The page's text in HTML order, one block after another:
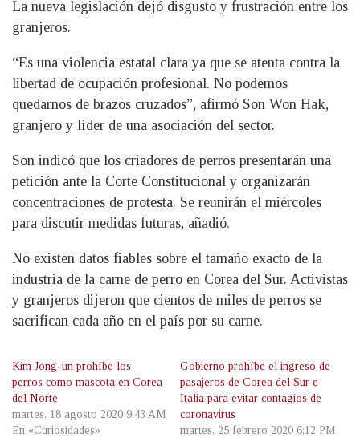
La nueva legislación dejó disgusto y frustración entre los
granjeros.
“Es una violencia estatal clara ya que se atenta contra la
libertad de ocupación profesional. No podemos
quedarnos de brazos cruzados”, afirmó Son Won Hak,
granjero y líder de una asociación del sector.
Son indicó que los criadores de perros presentarán una
petición ante la Corte Constitucional y organizarán
concentraciones de protesta. Se reunirán el miércoles
para discutir medidas futuras, añadió.
No existen datos fiables sobre el tamaño exacto de la
industria de la carne de perro en Corea del Sur. Activistas
y granjeros dijeron que cientos de miles de perros se
sacrifican cada año en el país por su carne.
Kim Jong-un prohíbe los
perros como mascota en Corea
del Norte
martes, 18 agosto 2020 9:43 AM
En «Curiosidades»
Gobierno prohíbe el ingreso de
pasajeros de Corea del Sur e
Italia para evitar contagios de
coronavirus
martes, 25 febrero 2020 6:12 PM